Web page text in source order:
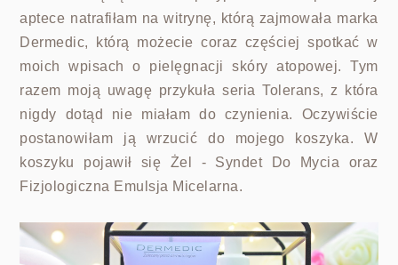
aptece natrafiłam na witrynę, którą zajmowała marka
Dermedic, którą możecie coraz częściej spotkać w
moich wpisach o pielęgnacji skóry atopowej. Tym
razem moją uwagę przykuła seria Tolerans, z która
nigdy dotąd nie miałam do czynienia. Oczywiście
postanowiłam ją wrzucić do mojego koszyka. W
koszyku pojawił się Żel - Syndet Do Mycia oraz
Fizjologiczna Emulsja Micelarna.